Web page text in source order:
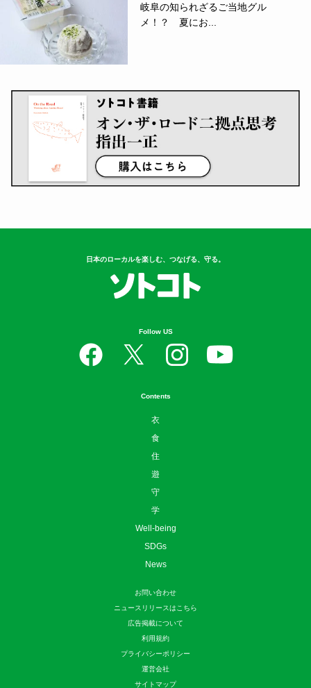
岐阜の知られざるご当地グル
メ！？ 夏にお...
日本のローカルを楽しむ、つなげる、守る。
Follow US
Contents
衣
食
住
遊
守
学
Well-being
SDGs
News
お問い合わせ
ニュースリリースはこちら
広告掲載について
利用規約
プライバシーポリシー
運営会社
サイトマップ